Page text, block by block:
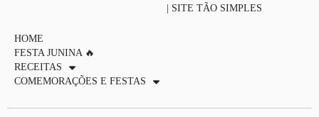
| SITE TÃO SIMPLES
HOME
FESTA JUNINA 🔥
RECEITAS
COMEMORAÇÕES E FESTAS